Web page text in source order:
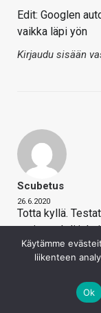
Edit: Googlen
vaikka läpi yön
Kirjaudu sisään
Scubetus
26.6.2020
Totta kyllä.
tosiaan ehdi
kokeilemaan.
on taas aika
Kirjaudu sisään
Käytämme
liikenteen
Ok